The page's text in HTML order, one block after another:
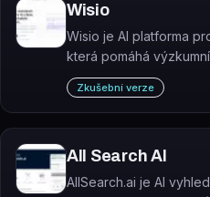
Wisio
Wisio je AI platforma
která pomáhá
odborné texty v
Zkušební verze
All Search AI
AllSearch.ai je AI